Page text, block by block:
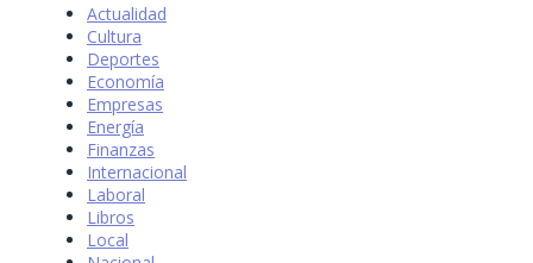
Actualidad
Cultura
Deportes
Economía
Empresas
Energía
Finanzas
Internacional
Laboral
Libros
Local